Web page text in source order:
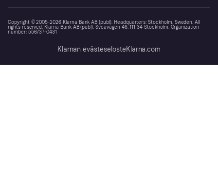
Copyright © 2005-2026 Klarna Bank AB (publ). Headquarters: Stockholm, Sweden. All
rights reserved. Klarna Bank AB (publ). Sveavägen 46, 111 34 Stockholm. Organization
number: 556737-0431
Klarnan evästeselosteKlarna.com